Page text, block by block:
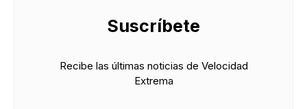
Suscríbete
Recibe las últimas noticias de Velocidad
Extrema